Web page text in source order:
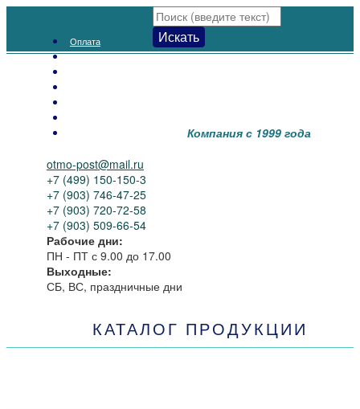
Оплата
Доставка
Искать
Компания с 1999 года
otmo-post@mail.ru
+7 (499) 150-150-3
+7 (903) 746-47-25
+7 (903) 720-72-58
+7 (903) 509-66-54
Рабочие дни:
ПН - ПТ с 9.00 до 17.00
Выходные:
СБ, ВС, праздничные дни
КАТАЛОГ ПРОДУКЦИИ